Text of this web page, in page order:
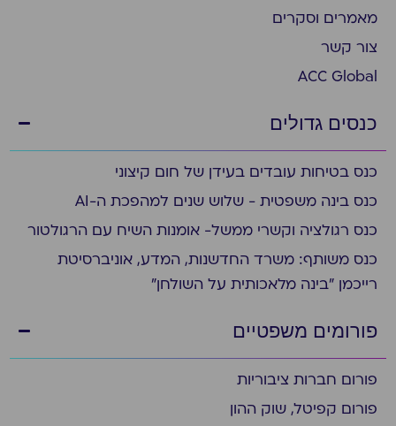
מאמרים וסקרים
צור קשר
ACC Global
כנסים גדולים
כנס בטיחות עובדים בעידן של חום קיצוני
כנס בינה משפטית - שלוש שנים למהפכת ה-AI
כנס רגולציה וקשרי ממשל- אומנות השיח עם הרגולטור
כנס משותף: משרד החדשנות, המדע, אוניברסיטת
רייכמן "בינה מלאכותית על השולחן"
פורומים משפטיים
פורום חברות ציבוריות
פורום קפיטל, שוק ההון